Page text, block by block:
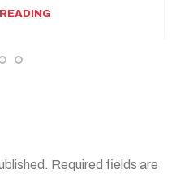
Required fields are